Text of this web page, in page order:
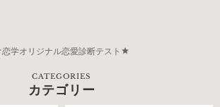
恋学オリジナル恋愛診断テスト
CATEGORIES
カテゴリー